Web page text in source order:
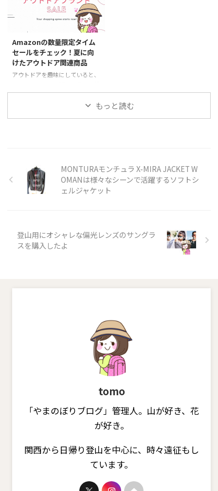
４年の当ブログ管理人の私
（tomo)が絶対に買って損はな
い！超おすすめなウェア それ
が、このパタゴニアの名品「フー
ディニ・ジャケット」です。 何枚
もウェアを持っていても、いつで
も持ち歩いていたい、なぜかいつ
も着ている、そんな定番のウェア
つがこのフーディニ・ジャケッ
ト。 これからウィンドブレーカ
てカジュアルにも着こなせる 特
に伸縮性が必要な後ろ見ごろに立
2023/6/16
Amazonの数量限定タイム
セールをチェック！夏に向
けたアウトドア関連商品
アウトドアを趣味にしていると、
能がゆえにお値段がはりますよ
ね。 そこで山や岩、ハイキン
品をご紹介しています。 ※価格
は記事更新時にチェックした時点
でのものです。セールの終了や商
イムセー ...
もっと読む
MONTURAモンチュラ X-MIRA JACKET W
OMANは様々なシーンで活躍するソフトシ
ェルジャケット
登山用にオシャレな偏光レンズのサングラ
スを購入したよ
tomo
「やまのぼりブログ」管理人。山が好き、花
が好き。
関西から日帰り登山を中心に、時々遠征もし
ています。